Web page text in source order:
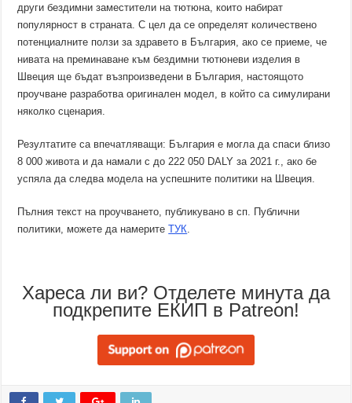
други бездимни заместители на тютюна, които набират
популярност в страната. С цел да се определят количествено
потенциалните ползи за здравето в България, ако се приеме, че
нивата на преминаване към бездимни тютюневи изделия в
Швеция ще бъдат възпроизведени в България, настоящото
проучване разработва оригинален модел, в който са симулирани
няколко сценария.
Резултатите са впечатляващи: България е могла да спаси близо
8 000 живота и да намали с до 222 050 DALY за 2021 г., ако бе
успяла да следва модела на успешните политики на Швеция.
Пълния текст на проучването, публикувано в сп. Публични
политики, можете да намеритеТУК
Хареса ли ви? Отделете минута да
подкрепите ЕКИП в Patreon!